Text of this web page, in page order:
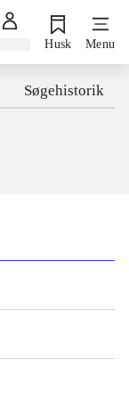
Husk Menu
Søgehistorik